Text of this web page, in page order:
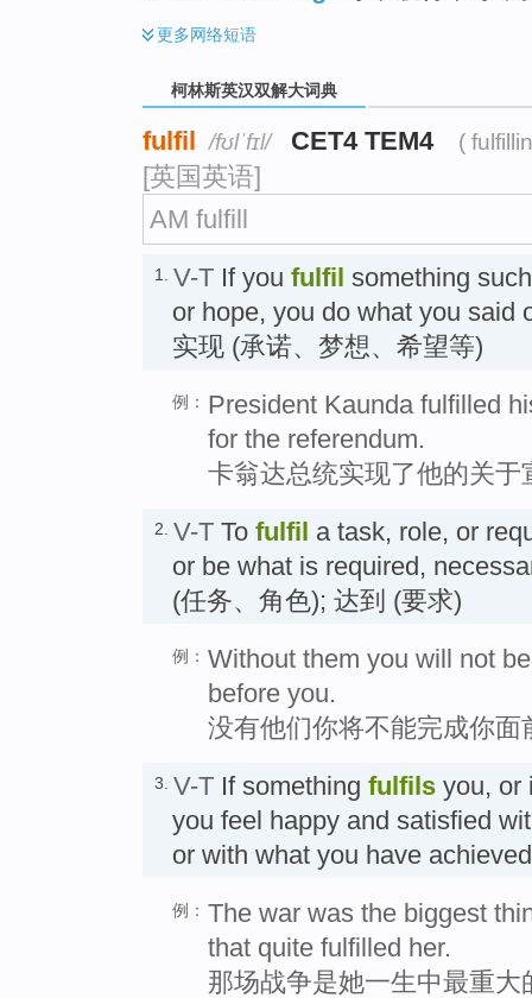
更多网络短语
柯林斯英汉双解大词典
fulfil /fʊlˈfɪl/ CET4 TEM4 (
[英国英语]
AM fulfill
1. V-T If you fulfil something
or hope, you do what you said
实现 (承诺、梦想、希望等)
例： President Kaunda fulfilled
for the referendum.
卡翁达总统实现了他的关
2. V-T To fulfil a task, role, or
or be what is required,
(任务、角色); 达到 (要求)
例： Without them you will not
before you.
没有他们你将不能完成你面
3. V-T If something fulfils you, or
you feel happy and satisfied
or with what you have
例： The war was the biggest
that quite fulfilled her.
那场战争是她一生中最重